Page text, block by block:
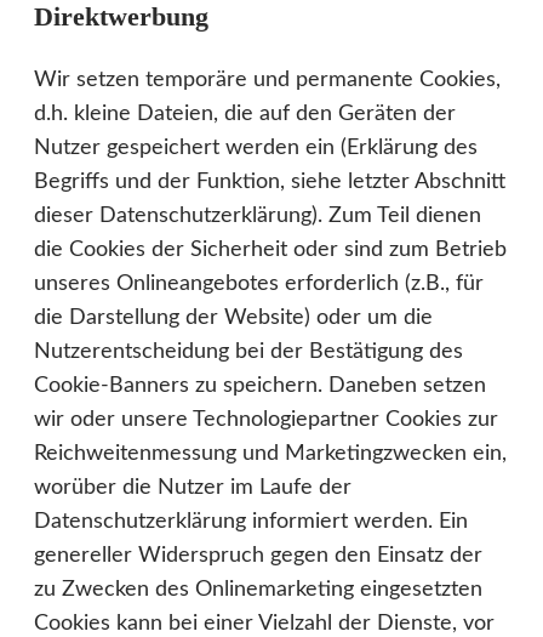
Direktwerbung
Wir setzen temporäre und permanente Cookies,
d.h. kleine Dateien, die auf den Geräten der
Nutzer gespeichert werden ein (Erklärung des
Begriffs und der Funktion, siehe letzter Abschnitt
dieser Datenschutzerklärung). Zum Teil dienen
die Cookies der Sicherheit oder sind zum Betrieb
unseres Onlineangebotes erforderlich (z.B., für
die Darstellung der Website) oder um die
Nutzerentscheidung bei der Bestätigung des
Cookie-Banners zu speichern. Daneben setzen
wir oder unsere Technologiepartner Cookies zur
Reichweitenmessung und Marketingzwecken ein,
worüber die Nutzer im Laufe der
Datenschutzerklärung informiert werden. Ein
genereller Widerspruch gegen den Einsatz der
zu Zwecken des Onlinemarketing eingesetzten
Cookies kann bei einer Vielzahl der Dienste, vor